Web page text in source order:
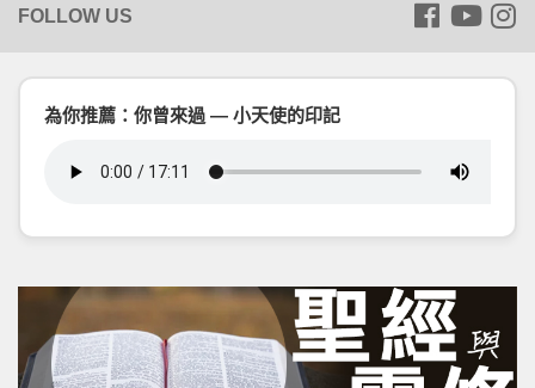
為你推薦：你曾來過 — 小天使的印記